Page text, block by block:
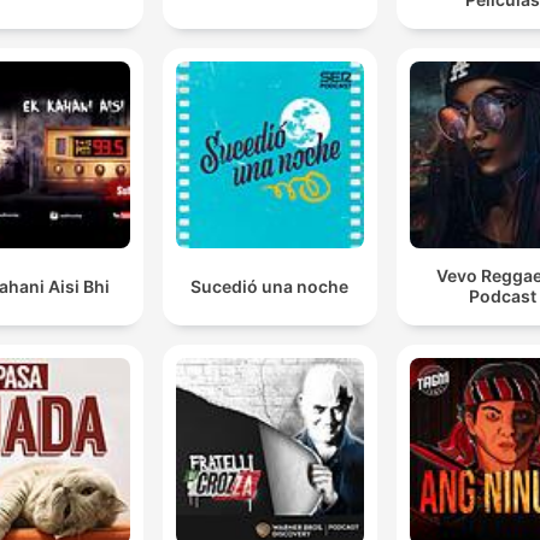
Aisi Bhi Sucedió una noche
Vevo
Podcast